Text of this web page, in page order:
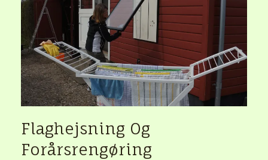
Flaghejsning Og
Forårsrengøring